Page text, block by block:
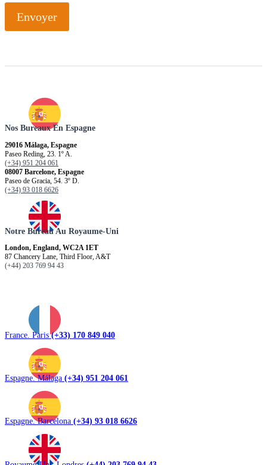
Envoyer
Nos Bureaux En Espagne
29016 Málaga, Espagne
Paseo Reding, 23. 1º A.
(+34) 951 204 061
08007 Barcelone, Espagne
Paseo de Gracia, 54. 3º D.
(+34) 93 018 6626
Notre Bureau Au Royaume-Uni
London, England, WC2A 1ET
87 Chancery Lane, Third Floor, A&T
(+44) 203 769 94 43
France. Paris(+33) 170 849 040
Espagne. Málaga (+34) 951 204 061
Espagne. Barcelona (+34) 93 018 6626